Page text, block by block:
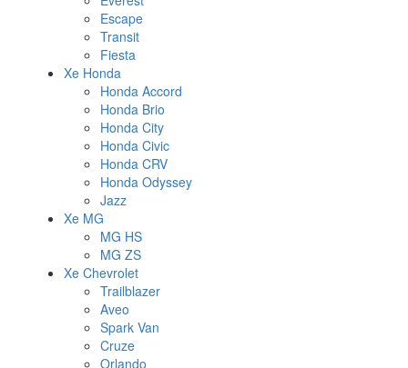
Escape
Transit
Fiesta
Xe Honda
Honda Accord
Honda Brio
Honda City
Honda Civic
Honda CRV
Honda Odyssey
Jazz
Xe MG
MG HS
MG ZS
Xe Chevrolet
Trailblazer
Aveo
Spark Van
Cruze
Orlando